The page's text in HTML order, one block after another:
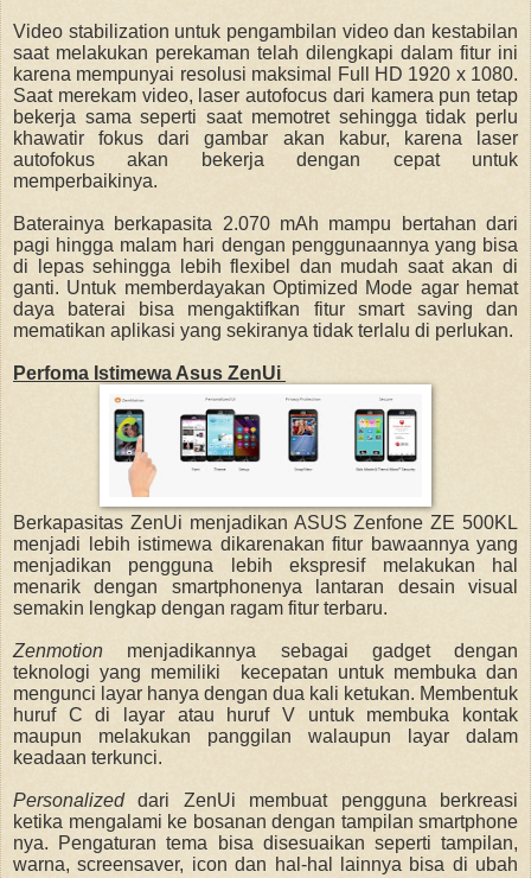
Video stabilization untuk pengambilan video dan kestabilan
saat melakukan perekaman telah dilengkapi dalam fitur ini
karena mempunyai resolusi maksimal Full HD 1920 x 1080.
Saat merekam video, laser autofocus dari kamera pun tetap
bekerja sama seperti saat memotret sehingga tidak perlu
khawatir fokus dari gambar akan kabur, karena laser
autofokus akan bekerja dengan cepat untuk
memperbaikinya.
Baterainya berkapasita 2.070 mAh mampu bertahan dari
pagi hingga malam hari dengan penggunaannya yang bisa
di lepas sehingga lebih flexibel dan mudah saat akan di
ganti. Untuk memberdayakan Optimized Mode agar hemat
daya baterai bisa mengaktifkan fitur smart saving dan
mematikan aplikasi yang sekiranya tidak terlalu di perlukan.
Perfoma Istimewa Asus ZenUi
Berkapasitas ZenUi menjadikan ASUS Zenfone ZE 500KL
menjadi lebih istimewa dikarenakan fitur bawaannya yang
menjadikan pengguna lebih ekspresif melakukan hal
menarik dengan smartphonenya lantaran desain visual
semakin lengkap dengan ragam fitur terbaru.
Zenmotion menjadikannya sebagai gadget dengan
teknologi yang memiliki kecepatan untuk membuka dan
mengunci layar hanya dengan dua kali ketukan. Membentuk
huruf C di layar atau huruf V untuk membuka kontak
maupun melakukan panggilan walaupun layar dalam
keadaan terkunci.
Personalizeddari ZenUi membuat pengguna berkreasi
ketika mengalami ke bosanan dengan tampilan smartphone
nya. Pengaturan tema bisa disesuaikan seperti tampilan,
warna, screensaver, icon dan hal-hal lainnya bisa di ubah